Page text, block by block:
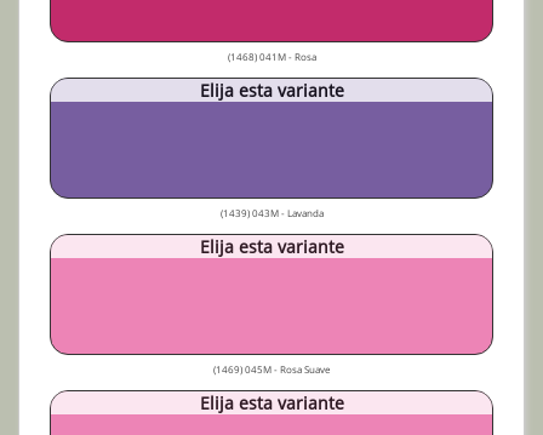
(1468) 041M - Rosa
Elija esta variante
(1439) 043M - Lavanda
Elija esta variante
(1469) 045M - Rosa Suave
Elija esta variante